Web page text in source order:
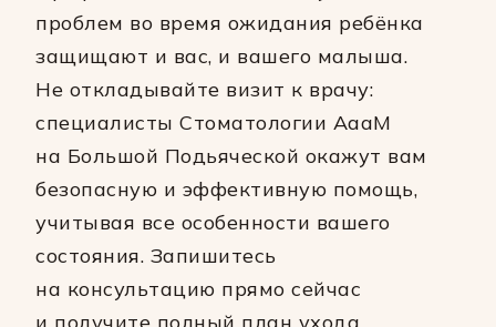
проблем во время ожидания ребёнка
защищают и вас, и вашего малыша.
Не откладывайте визит к врачу:
специалисты Стоматологии АааМ
на Большой Подьяческой окажут вам
безопасную и эффективную помощь,
учитывая все особенности вашего
состояния. Запишитесь
на консультацию прямо сейчас